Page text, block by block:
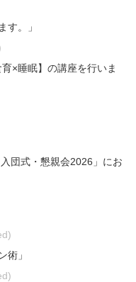
す。」
×睡眠】の講座を行いま
団式・懇親会2026」にお
術」